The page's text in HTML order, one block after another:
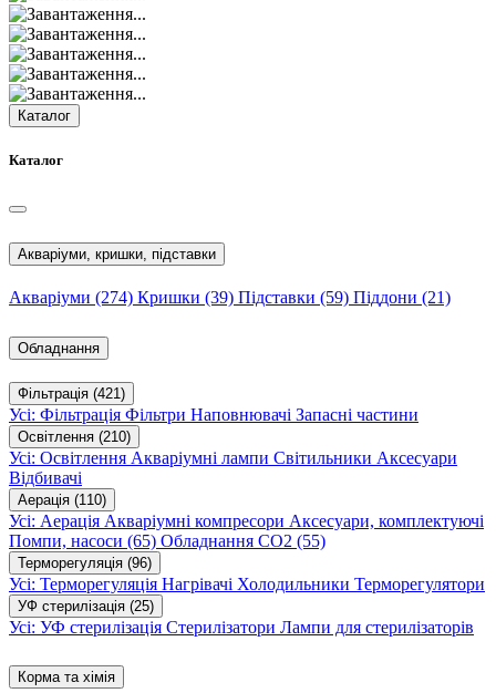
Каталог
Каталог
Акваріуми, кришки, підставки
Акваріуми (274) Кришки (39) Підставки (59) Піддони (21)
Обладнання
Фільтрація (421)
Усі: Фільтрація Фільтри Наповнювачі Запасні частини
Освітлення (210)
Усі: Освітлення Акваріумні лампи Світильники Аксесуари
Відбивачі
Аерація (110)
Усі: Аерація Акваріумні компресори Аксесуари, комплектуючі
Помпи, насоси (65) Обладнання CO2 (55)
Терморегуляція (96)
Усі: Терморегуляція Нагрівачі Холодильники Терморегулятори
УФ стерилізація (25)
Усі: УФ стерилізація Стерилізатори Лампи для стерилізаторів
Корма та хімія